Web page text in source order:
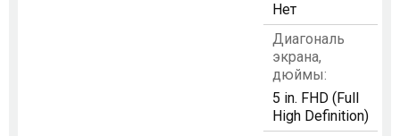
Нет
Диагональ
экрана,
дюймы:
5 in. FHD (Full
High Definition)